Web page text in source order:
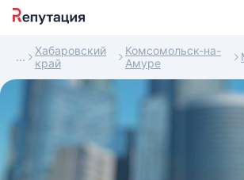
Хабаровский
край
Комсомольск-на-
Амуре